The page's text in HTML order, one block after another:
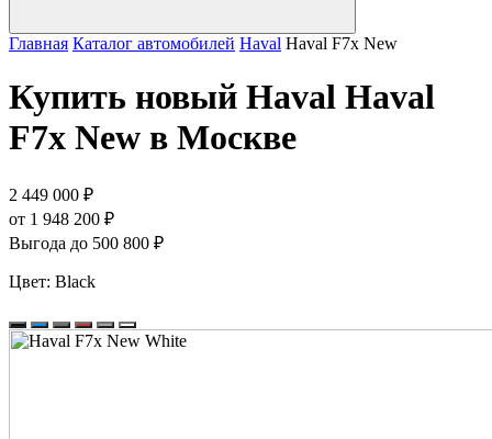
Главная Каталог автомобилей Haval Haval F7x New
Купить новый Haval Haval
F7x New в Москве
2 449 000 ₽
от 1 948 200 ₽
Выгода до 500 800 ₽
Цвет: Black